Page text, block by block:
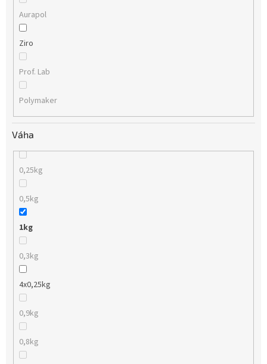
Aurapol
Ziro
Prof. Lab
Polymaker
Váha
0,25kg
0,5kg
1kg
0,3kg
4x0,25kg
0,9kg
0,8kg